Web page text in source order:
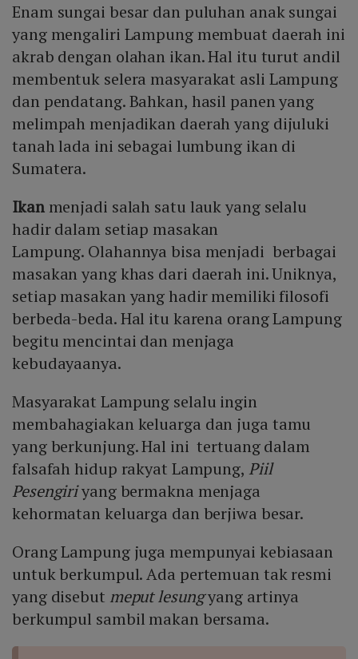
Enam sungai besar dan puluhan anak sungai
yang mengaliri Lampung membuat daerah ini
akrab dengan olahan ikan. Hal itu turut andil
membentuk selera masyarakat asli Lampung
dan pendatang. Bahkan, hasil panen yang
melimpah menjadikan daerah yang dijuluki
tanah lada ini sebagai lumbung ikan di
Sumatera.
Ikanmenjadi salah satu lauk yang selalu
hadir dalam setiap masakan
Lampung. Olahannya bisa menjadi berbagai
masakan yang khas dari daerah ini. Uniknya,
setiap masakan yang hadir memiliki filosofi
berbeda-beda. Hal itu karena orang Lampung
begitu mencintai dan menjaga
kebudayaanya.
Masyarakat Lampung selalu ingin
membahagiakan keluarga dan juga tamu
yang berkunjung. Hal ini tertuang dalam
falsafah hidup rakyat Lampung, Piil
Pesengiriyang bermakna menjaga
kehormatan keluarga dan berjiwa besar.
Orang Lampung juga mempunyai kebiasaan
untuk berkumpul. Ada pertemuan tak resmi
yang disebut meput lesungyang artinya
berkumpul sambil makan bersama.